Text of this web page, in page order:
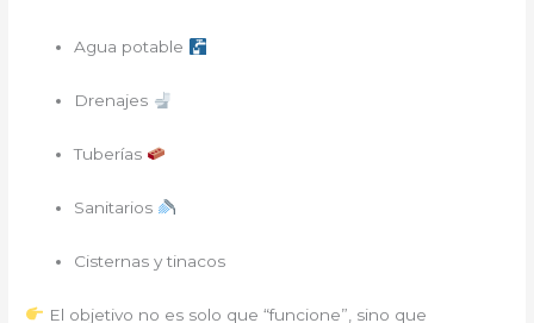
Agua potable
Drenajes
Tuberías
Sanitarios
Cisternas y tinacos
El objetivo no es solo que “funcione”, sino que